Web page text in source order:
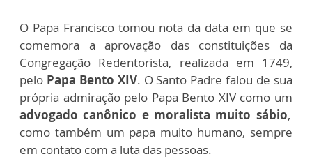
O Papa Francisco tomou nota da data em que se
comemora a aprovação das constituições da
Congregação Redentorista, realizada em 1749,
pelo Papa Bento XIV. O Santo Padre falou de sua
própria admiração pelo Papa Bento XIV como um
advogado canônico e moralista muito sábio,
como também um papa muito humano, sempre
em contato com a luta das pessoas.